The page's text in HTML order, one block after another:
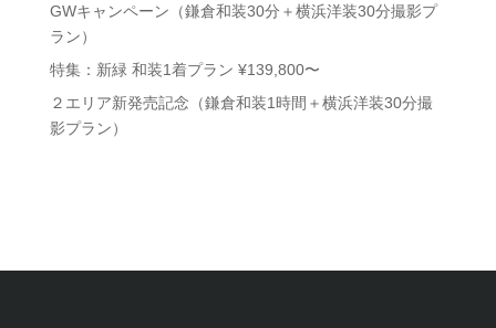
GWキャンペーン（鎌倉和装30分＋横浜洋装30分撮影プ
ラン）
特集：新緑 和装1着プラン ¥139,800〜
２エリア新発売記念（鎌倉和装1時間＋横浜洋装30分撮
影プラン）